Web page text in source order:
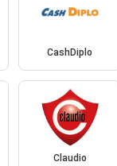
CashDiplo
Claudio